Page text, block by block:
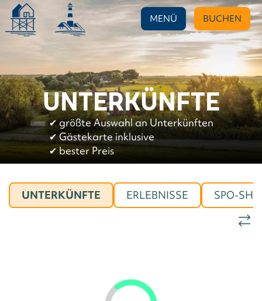
MENÜ BUCHEN
UNTERKÜNFTE
✔︎größte Auswahl an Unterkünften
✔︎Gästekarte inklusive
✔︎ bester Preis
UNTERKÜNFTE ERLEBNISSE SPO-